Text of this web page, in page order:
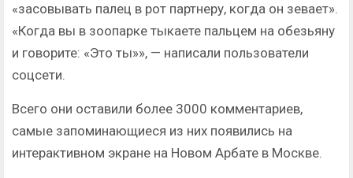
«засовывать палец в рот партнеру, когда он зевает».
«Когда вы в зоопарке тыкаете пальцем на обезьяну
и говорите: «Это ты»», — написали пользователи
соцсети.
Всего они оставили более 3000 комментариев,
самые запоминающиеся из них появились на
интерактивном экране на Новом Арбате в Москве.